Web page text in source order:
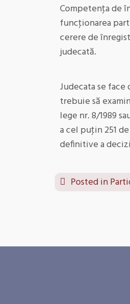
Competenţa de
funcţionarea
cerere de
judecată.
Judecata se
trebuie să
lege nr. 8/1989
a cel puţin 251
definitive a
Posted in